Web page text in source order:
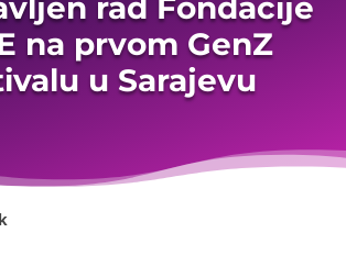
na prvom GenZ
u Sarajevu